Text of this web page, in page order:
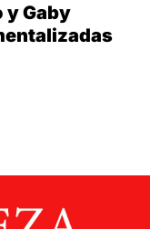
y Gaby